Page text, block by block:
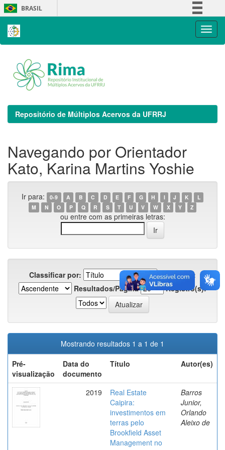
Skip
navigation
BRASIL
Repositório de Múltiplos Acervos da UFRRJ
Navegando por Orientador
Kato, Karina Martins Yoshie
Ir para: 0-9 A B C D E F G H I J K
L
M
N O P Q R S T U V W X Y Z
ou entre com as primeiras letras:
Classificar por:
Em ordem:
Resultados/Página
Registro(s):
Mostrando resultados 1 a 1 de 1
Pré-
visualização
Data do
documento
Título Autor(es)
2019
Real Estate
Caipira:
investimentos em
terras pelo
Brookfield Asset
Management no
Barros
Junior,
Orlando
Aleixo de